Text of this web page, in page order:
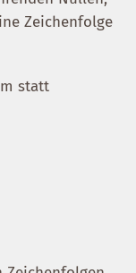
Zeichenfolge
statt